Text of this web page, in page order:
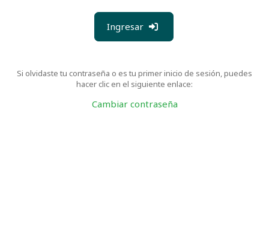
Ingresar
Si olvidaste tu contraseña o es tu primer inicio de sesión, puedes
hacer clic en el siguiente enlace:
Cambiar contraseña